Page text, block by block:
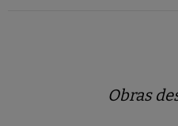
Obras